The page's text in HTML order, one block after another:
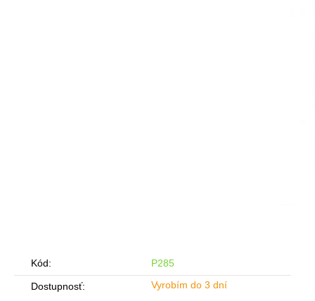
Kód: P285
Dostupnosť: Vyrobím do 3 dní